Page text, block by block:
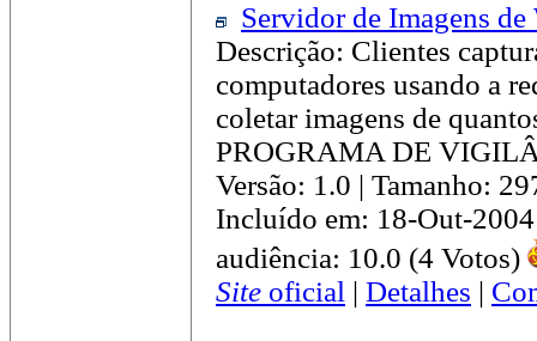
Servidor de Imagens de
Descrição: Clientes
computadores usando a
coletar imagens de
PROGRAMA DE
Versão: 1.0 | Tamanho:
Incluído em: 18-Out-
audiência: 10.0 (4 Votos)
Site oficial | Detalhes |